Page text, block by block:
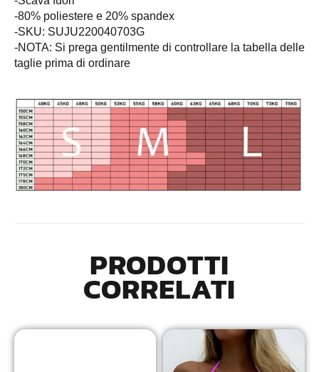
-80% poliestere e 20% spandex
-SKU: SUJU220040703G
-NOTA: Si prega gentilmente di controllare la tabella delle
taglie prima di ordinare
PRODOTTI
CORRELATI